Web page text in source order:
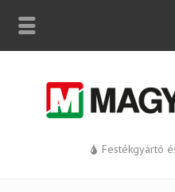
Festékgyártó